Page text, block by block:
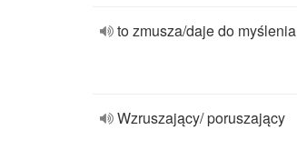
to zmusza/daje do myślenia
Wzruszający/ poruszający